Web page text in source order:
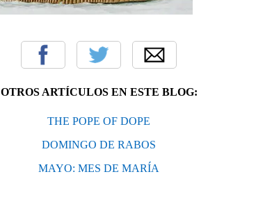
OTROS ARTÍCULOS EN ESTE BLOG:
THE POPE OF DOPE
DOMINGO DE RABOS
MAYO: MES DE MARÍA